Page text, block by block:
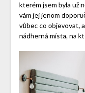
kterém jsem byla už
vám jej jenom
vůbec co objevovat,
nádherná místa, na